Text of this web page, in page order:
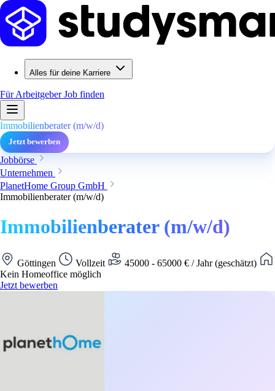
Alles für deine Karriere
Für ArbeitgeberJob finden
Immobilienberater (m/w/d)
Jetzt bewerben
Jobbörse
Unternehmen
PlanetHome Group GmbH
Immobilienberater (m/w/d)
Immobilienberater (m/w/d)
Göttingen Vollzeit
45000 - 65000 € / Jahr (geschätzt)
Kein Homeoffice möglich
Jetzt bewerben